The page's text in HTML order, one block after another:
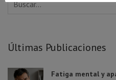
Últimas Publicaciones
Fatiga mental y